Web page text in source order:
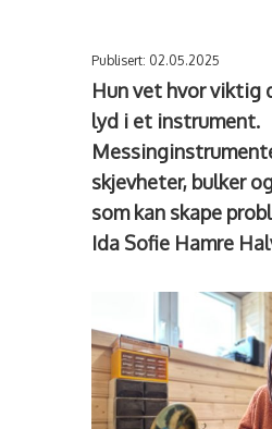
Publisert: 02.05.2025
Hun vet hvor viktig
lyd i et instrument.
skjevheter, bulker
som kan skape
Ida Sofie Hamre